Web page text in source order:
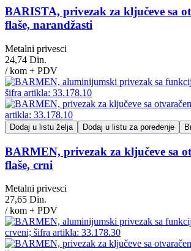
BARISTA, privezak za ključeve sa
flaše, narandžasti
Metalni privesci
24,74 Din.
/ kom + PDV
Dodaj u listu želja Dodaj u listu za poređenje
BARMEN, privezak za ključeve sa
flaše, crni
Metalni privesci
27,65 Din.
/ kom + PDV